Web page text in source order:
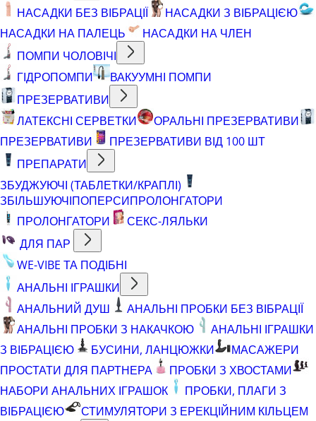
НАСАДКИ БЕЗ ВІБРАЦІЇ
НАСАДКИ З ВІБРАЦІЄЮ
НАСАДКИ НА ПАЛЕЦЬ
НАСАДКИ НА ЧЛЕН
ПОМПИ ЧОЛОВІЧІ
ГІДРОПОМПИ
ВАКУУМНІ ПОМПИ
ПРЕЗЕРВАТИВИ
ЛАТЕКСНІ СЕРВЕТКИ
ОРАЛЬНІ ПРЕЗЕРВАТИВИ
ПРЕЗЕРВАТИВИ
ПРЕЗЕРВАТИВИ ВІД 100 ШТ
ПРЕПАРАТИ
ЗБУДЖУЮЧІ (ТАБЛЕТКИ/КРАПЛІ)
ЗБІЛЬШУЮЧІПОПЕРСИПРОЛОНГАТОРИ
ПРОЛОНГАТОРИ
СЕКС-ЛЯЛЬКИ
ДЛЯ ПАР
WE-VIBE ТА ПОДІБНІ
АНАЛЬНІ ІГРАШКИ
АНАЛЬНИЙ ДУШ
АНАЛЬНІ ПРОБКИ БЕЗ ВІБРАЦІЇ
АНАЛЬНІ ПРОБКИ З НАКАЧКОЮ
АНАЛЬНІ ІГРАШКИ
З ВІБРАЦІЄЮ
БУСИНИ, ЛАНЦЮЖКИ
МАСАЖЕРИ
ПРОСТАТИ ДЛЯ ПАРТНЕРА
ПРОБКИ З ХВОСТАМИ
НАБОРИ АНАЛЬНИХ ІГРАШОК
ПРОБКИ, ПЛАГИ З
ВІБРАЦІЄЮ
СТИМУЛЯТОРИ З ЕРЕКЦІЙНИМ КІЛЬЦЕМ